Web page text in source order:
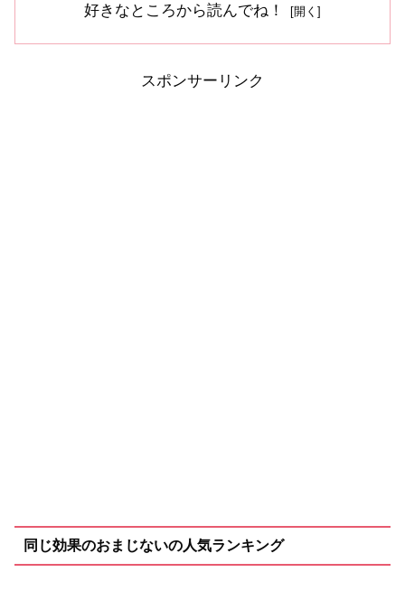
好きなところから読んでね！
スポンサーリンク
同じ効果のおまじないの人気ランキング